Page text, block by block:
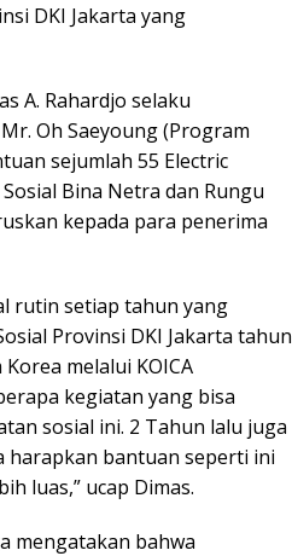
DKI Jakarta yang
A. Rahardjo selaku
Oh Saeyoung (Program
sejumlah 55 Electric
Bina Netra dan Rungu
kepada para penerima
rutin setiap tahun yang
Provinsi DKI Jakarta tahun
melalui KOICA
kegiatan yang bisa
sosial ini. 2 Tahun lalu juga
harapkan bantuan seperti ini
luas,” ucap Dimas.
mengatakan bahwa